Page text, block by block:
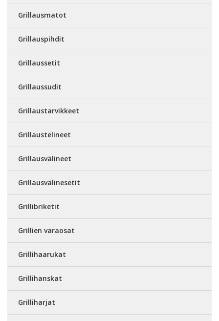
Grillausmatot
Grillauspihdit
Grillaussetit
Grillaussudit
Grillaustarvikkeet
Grillaustelineet
Grillausvälineet
Grillausvälinesetit
Grillibriketit
Grillien varaosat
Grillihaarukat
Grillihanskat
Grilliharjat